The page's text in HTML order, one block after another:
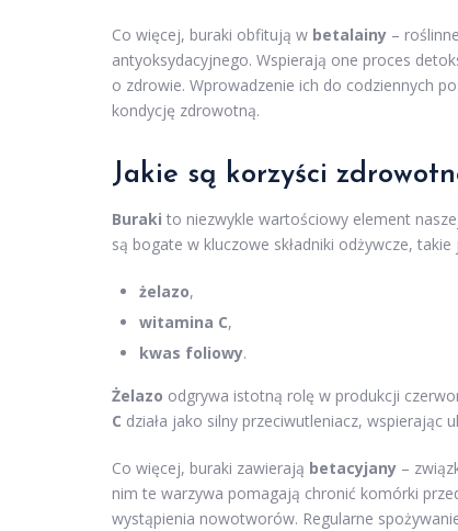
Co więcej, buraki obfitują w betalainy –
antyoksydacyjnego. Wspierają one proces
o zdrowie. Wprowadzenie ich do codziennych
kondycję zdrowotną.
Jakie są korzyści
Buraki to niezwykle wartościowy element
są bogate w kluczowe składniki odżywcze, takie
żelazo,
witamina C,
kwas foliowy.
Żelazo odgrywa istotną rolę w produkcji
C działa jako silny przeciwutleniacz, wspierając
Co więcej, buraki zawierają betacyjany –
nim te warzywa pomagają chronić komórki
wystąpienia nowotworów. Regularne